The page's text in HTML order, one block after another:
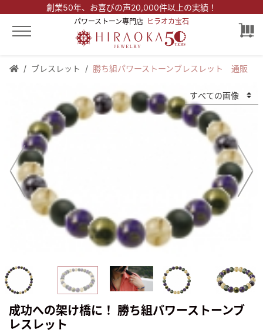
創業50年、 お喜びの声20,000件以上の実績！
パワーストーン専門店 ヒラオカ宝石
ブレスレット 勝ち組パワーストーンブレスレット 通販
成功への架け橋に！ 勝ち組パワーストーンブ
レスレット